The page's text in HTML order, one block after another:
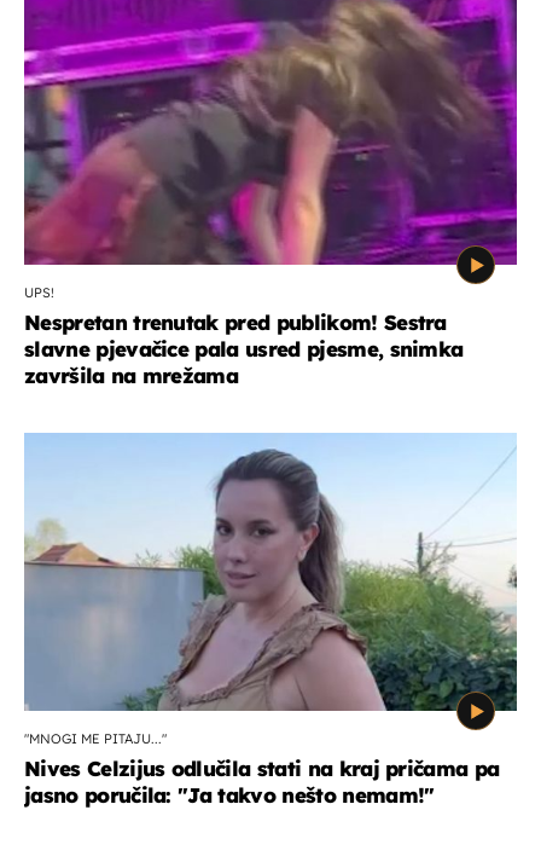
UPS!
Nespretan trenutak pred publikom! Sestra
slavne pjevačice pala usred pjesme, snimka
završila na mrežama
"MNOGI ME PITAJU..."
Nives Celzijus odlučila stati na kraj pričama pa
jasno poručila: "Ja takvo nešto nemam!"